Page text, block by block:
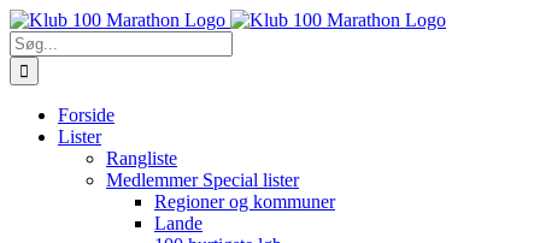
Skip
to
content
Søg
efter:
Forside
Lister
Rangliste
Medlemmer Special lister
Regioner og kommuner
Lande